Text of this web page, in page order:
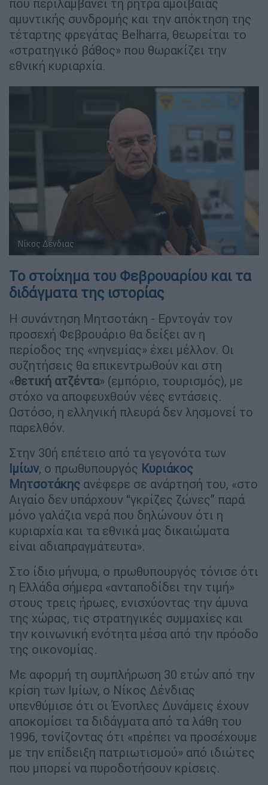
που περιλαμβάνει τη ρήτρα αμοιβαίας
αμυντικής συνδρομής και την απόκτηση της
τέταρτης φρεγάτας Belharra, θεωρείται το
«στρατηγικό βάθος» που θωρακίζει την
εθνική κυριαρχία.
Νίκος Δένδιας
Το στοίχημα του Φεβρουαρίου και τα
διδάγματα της ιστορίας
Η συνάντηση Μητσοτάκη - Ερντογάν τον
προσεχή Φεβρουάριο θα δείξει αν η
περίοδος της «νηνεμίας» έχει μέλλον. Οι
συζητήσεις θα επικεντρωθούν και στη
«θετική ατζέντα» (εμπόριο, τουρισμός), με
στόχο να αποφευχθούν νέες εντάσεις.
Ωστόσο, η ελληνική πλευρά δεν λησμονεί το
παρελθόν.
Στην 30ή επέτειο από τα γεγονότα των
Ιμίων, ο πρωθυπουργός Κυριάκος
Μητσοτάκης ανέφερε σε ανάρτησή του, «στο
Αιγαίο δεν υπάρχουν “γκρίζες ζώνες” παρά
μόνο γαλάζια νερά που δηλώνουν ότι η
κυριαρχία και τα εθνικά μας δικαιώματα
είναι αδιαπραγμάτευτα».
Στο ίδιο μήνυμα, ο πρωθυπουργός τόνισε ότι
η Ελλάδα σήμερα «ανταποδίδει την τιμή»
στους τρεις ήρωες, ενισχύοντας την άμυνα
της χώρας, τις στρατηγικές συμμαχίες και
την κοινωνική ενότητα μέσα από την πρόοδο
της οικονομίας.
Με αφορμή τη συμπλήρωση 30 ετών από την
κρίση των Ιμίων, ο Νίκος Δένδιας
υπενθύμισε ότι οι Ένοπλες Δυνάμεις έχουν
αποκομίσει τα διδάγματα από τα λάθη του
1996, τονίζοντας ότι «πρέπει να προσέχουμε
με την επίδειξη πατριωτισμού» από ιδιώτες
που μπορεί να πυροδοτήσουν κρίσεις.